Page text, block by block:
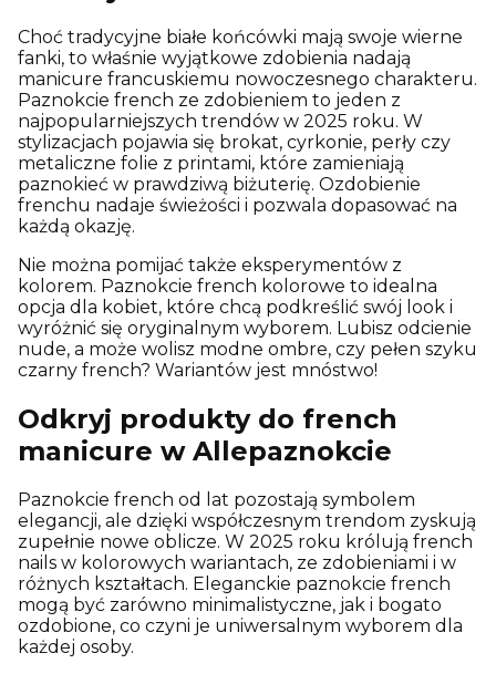
Choć tradycyjne białe końcówki mają swoje wierne
fanki, to właśnie wyjątkowe zdobienia nadają
manicure francuskiemu nowoczesnego charakteru.
Paznokcie french ze zdobieniem to jeden z
najpopularniejszych trendów w 2025 roku. W
stylizacjach pojawia się brokat, cyrkonie, perły czy
metaliczne folie z printami, które zamieniają
paznokieć w prawdziwą biżuterię. Ozdobienie
frenchu nadaje świeżości i pozwala dopasować na
każdą okazję.
Nie można pomijać także eksperymentów z
kolorem. Paznokcie french kolorowe to idealna
opcja dla kobiet, które chcą podkreślić swój look i
wyróżnić się oryginalnym wyborem. Lubisz odcienie
nude, a może wolisz modne ombre, czy pełen szyku
czarny french? Wariantów jest mnóstwo!
Odkryj produkty do french
manicure w Allepaznokcie
Paznokcie french od lat pozostają symbolem
elegancji, ale dzięki współczesnym trendom zyskują
zupełnie nowe oblicze. W 2025 roku królują french
nails w kolorowych wariantach, ze zdobieniami i w
różnych kształtach. Eleganckie paznokcie french
mogą być zarówno minimalistyczne, jak i bogato
ozdobione, co czyni je uniwersalnym wyborem dla
każdej osoby.